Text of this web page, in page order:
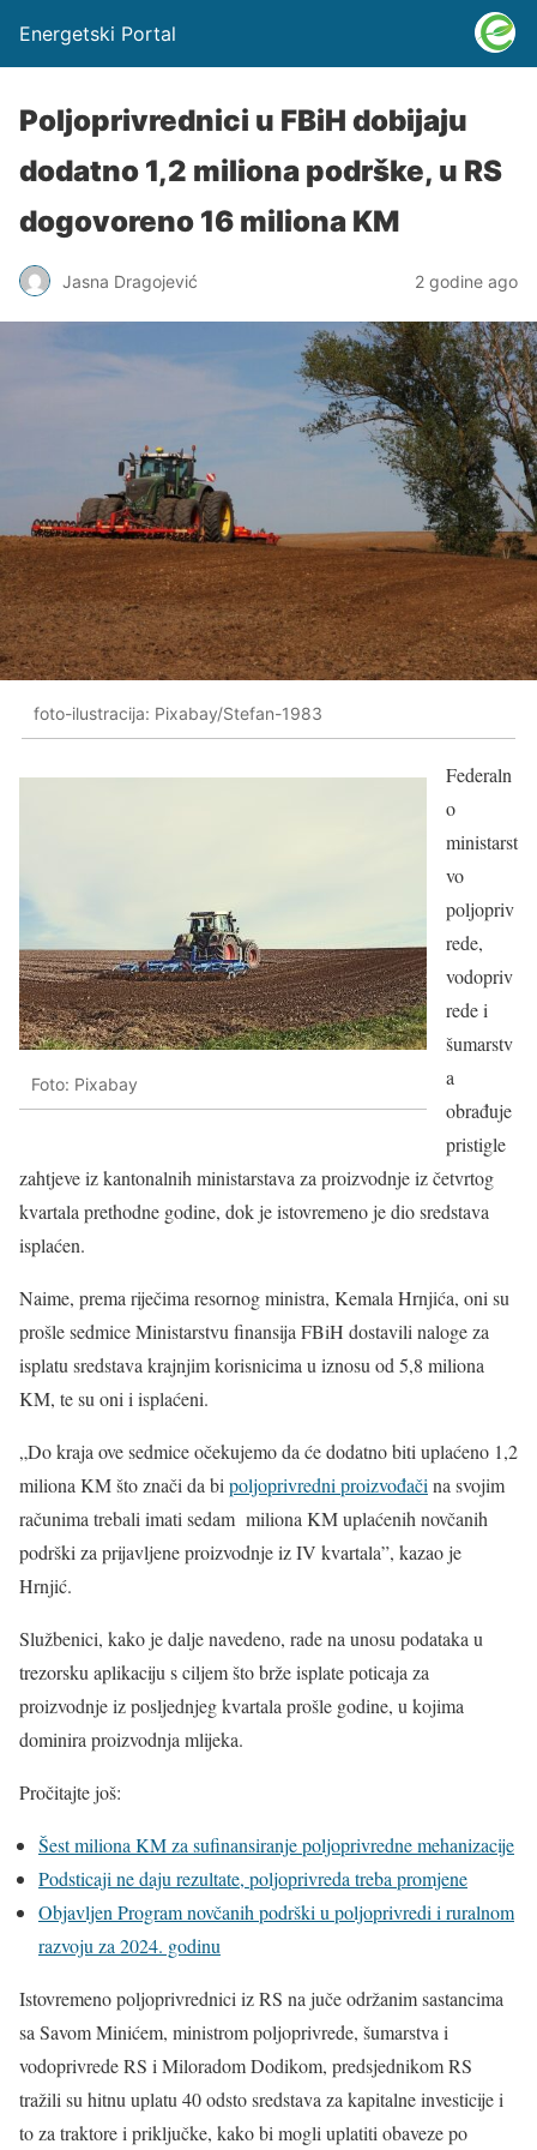
Energetski Portal
Poljoprivrednici u FBiH dobijaju
dodatno 1,2 miliona podrške, u RS
dogovoreno 16 miliona KM
Jasna Dragojević 2 godine ago
foto-ilustracija: Pixabay/Stefan-1983
Foto: Pixabay
Federaln
o
ministarst
vo
poljopriv
rede,
vodopriv
rede i
šumarstv
a
obrađuje
pristigle
zahtjeve iz kantonalnih ministarstava za proizvodnje iz četvrtog
kvartala prethodne godine, dok je istovremeno je dio sredstava
isplaćen.
Naime, prema riječima resornog ministra, Kemala Hrnjića, oni su
prošle sedmice Ministarstvu finansija FBiH dostavili naloge za
isplatu sredstava krajnjim korisnicima u iznosu od 5,8 miliona
KM, te su oni i isplaćeni.
„Do kraja ove sedmice očekujemo da će dodatno biti uplaćeno 1,2
miliona KM što znači da bipoljoprivredni proizvođačina svojim
računima trebali imati sedam miliona KM uplaćenih novčanih
podrški za prijavljene proizvodnje iz IV kvartala”, kazao je
Hrnjić.
Službenici, kako je dalje navedeno, rade na unosu podataka u
trezorsku aplikaciju s ciljem što brže isplate poticaja za
proizvodnje iz posljednjeg kvartala prošle godine, u kojima
dominira proizvodnja mlijeka.
Pročitajte još:
Šest miliona KM za sufinansiranje poljoprivredne mehanizacije
Podsticaji ne daju rezultate, poljoprivreda treba promjene
Objavljen Program novčanih podrški u poljoprivredi i ruralnom
razvoju za 2024. godinu
Istovremeno poljoprivrednici iz RS na juče održanim sastancima
sa Savom Minićem, ministrom poljoprivrede, šumarstva i
vodoprivrede RS i Miloradom Dodikom, predsjednikom RS
tražili su hitnu uplatu 40 odsto sredstava za kapitalne investicije i
to za traktore i priključke, kako bi mogli uplatiti obaveze po